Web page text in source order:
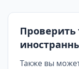
Проверить
Также вы